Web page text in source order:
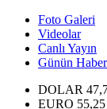
Foto Galeri
Videolar
Canlı Yayın
Günün
DOLAR
EURO 55,25